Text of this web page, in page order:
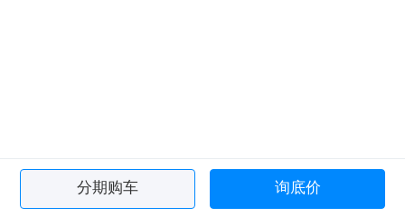
分期购车 询底价